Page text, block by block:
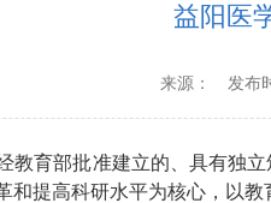
益阳医
来源： 发布
教育部批准建立的、具有独
和提高科研水平为核心，以